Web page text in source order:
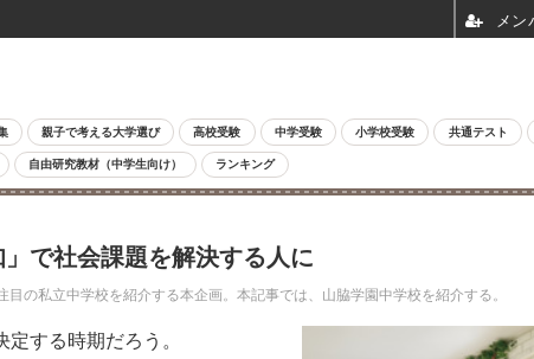
親子で考える大学選び 高校受験 中学受験 小学校受験 共通テスト
自由研究教材（中学生向け） ランキング
で社会課題を解決する人に
の私立中学校を紹介する本企画。本記事では、山脇学園中学校を紹介する。
する時期だろう。